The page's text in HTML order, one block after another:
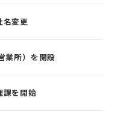
名変更
業所）を開設
課を開始